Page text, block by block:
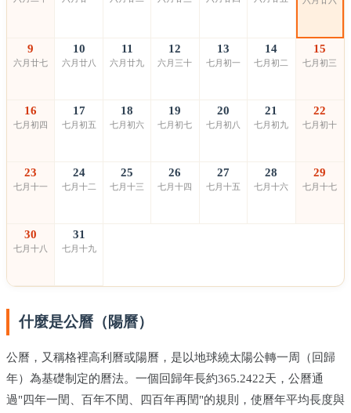
9
六月廿七
10
六月廿八
11
六月廿九
12
六月三十
13
七月初一
14
七月初二
15
七月初三
16
七月初四
17
七月初五
18
七月初六
19
七月初七
20
七月初八
21
七月初九
22
七月初十
23
七月十一
24
七月十二
25
七月十三
26
七月十四
27
七月十五
28
七月十六
29
七月十七
30
七月十八
31
七月十九
什麼是公曆（陽曆）
公曆，又稱格裡高利曆或陽曆，是以地球繞太陽公轉一周（回歸
年）為基礎制定的曆法。一個回歸年長約365.2422天，公曆通
過"四年一閏、百年不閏、四百年再閏"的規則，使曆年平均長度與